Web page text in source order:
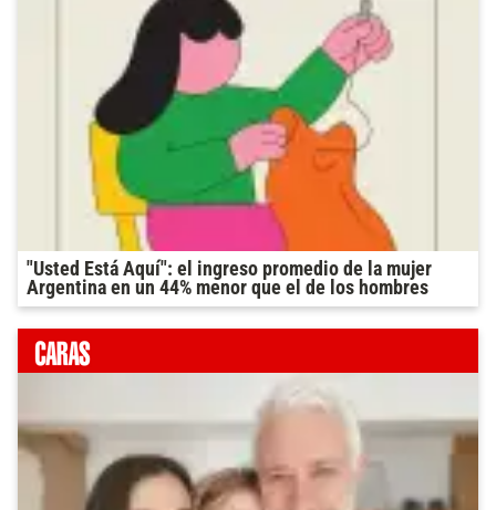
"Usted Está Aquí": el ingreso promedio de la mujer
Argentina en un 44% menor que el de los hombres